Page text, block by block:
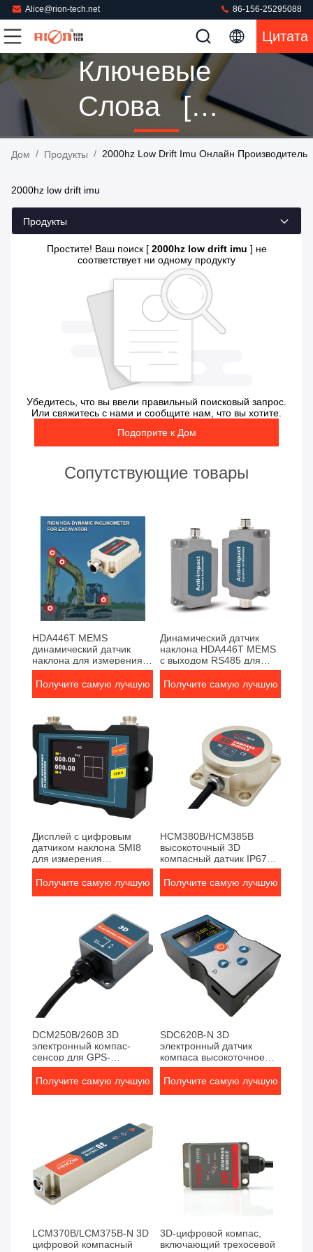
Alice@rion-tech.net 86-156-25295088
Цитата
Ключевые
Слова [
2000hz Low
Спичка 0
Продукты
Дом / Продукты / 2000hz Low Drift Imu Онлайн Производитель
2000hz low drift imu
Продукты
Простите! Ваш поиск [ 2000hz low drift imu ] не
соответствует ни одному продукту
Убедитесь, что вы ввели правильный поисковый запрос.
Или свяжитесь с нами и сообщите нам, что вы хотите.
Подоприте к Дом
Сопутствующие товары
HDA446T MEMS
динамический датчик
наклона для измерения
движения экскаваторов и
строительных машин
Получите самую лучшую
Динамический датчик
наклона HDA446T MEMS
с выходом RS485 для
измерения отношения в
реальном времени
Получите самую лучшую
Дисплей с цифровым
датчиком наклона SMI8
для измерения
промышленного наклона
Получите самую лучшую
HCM380B/HCM385B
высокоточный 3D
компасный датчик IP67
для морской навигации
Получите самую лучшую
DCM250B/260B 3D
электронный компас-
сенсор для GPS-
навигации, географии и
робототехники
Получите самую лучшую
SDC620B-N 3D
электронный датчик
компаса высокоточное
измерение направления
с компенсацией наклона
Получите самую лучшую
LCM370B/LCM375B-N 3D
цифровой компасный
3D-цифровой компас,
включающий трехосевой